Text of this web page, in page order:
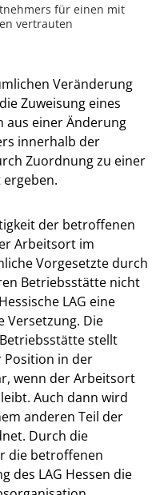
für einen mit
vertrauten
Veränderung
Zuweisung eines
aus einer Änderung
innerhalb der
Zuordnung zu einer
der betroffenen
Arbeitsort im
Vorgesetzte durch
Betriebsstätte nicht
LAG eine
Versetzung. Die
stellt
Position in der
wenn der Arbeitsort
Auch dann wird
anderen Teil der
Durch die
die betroffenen
des LAG Hessen die